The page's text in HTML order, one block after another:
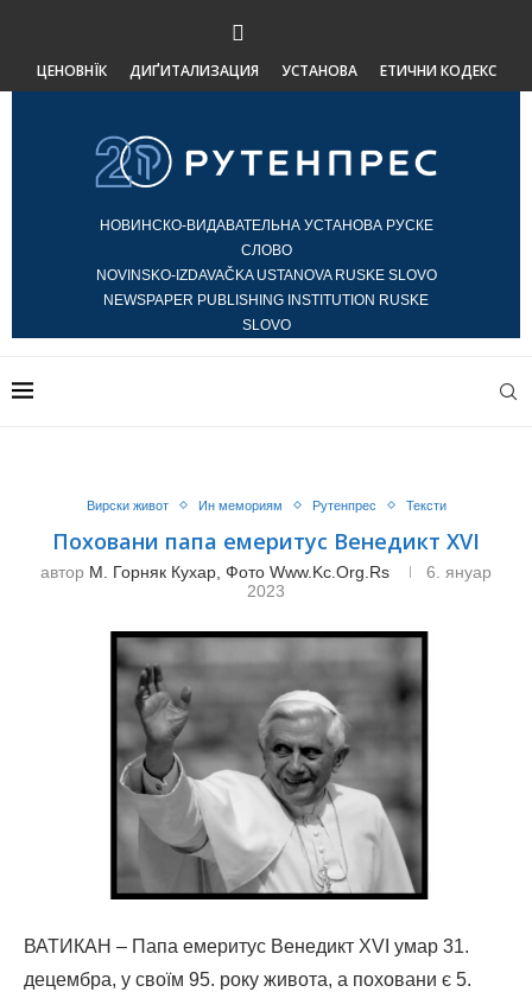
ЦЕНОВНЇК ДИҐИТАЛИЗАЦИЯ УСТАНОВА ЕТИЧНИ КОДЕКС
НОВИНСКО-ВИДАВАТЕЛЬНА УСТАНОВА РУСКЕ
СЛОВО
NOVINSKO-IZDAVAČKA USTANOVA RUSKE SLOVO
NEWSPAPER PUBLISHING INSTITUTION RUSKE
SLOVO
Вирски живот Ин мемориям Рутенпрес Тексти
Поховани папа емеритус Венедикт XVI
автор М. Горняк Кухар, Фото Www.kc.org.rs
6. януар
2023
ВАТИКАН ‒ Папа емеритус Венедикт XVI умар 31.
децембра, у своїм 95. року живота, а поховани є 5.